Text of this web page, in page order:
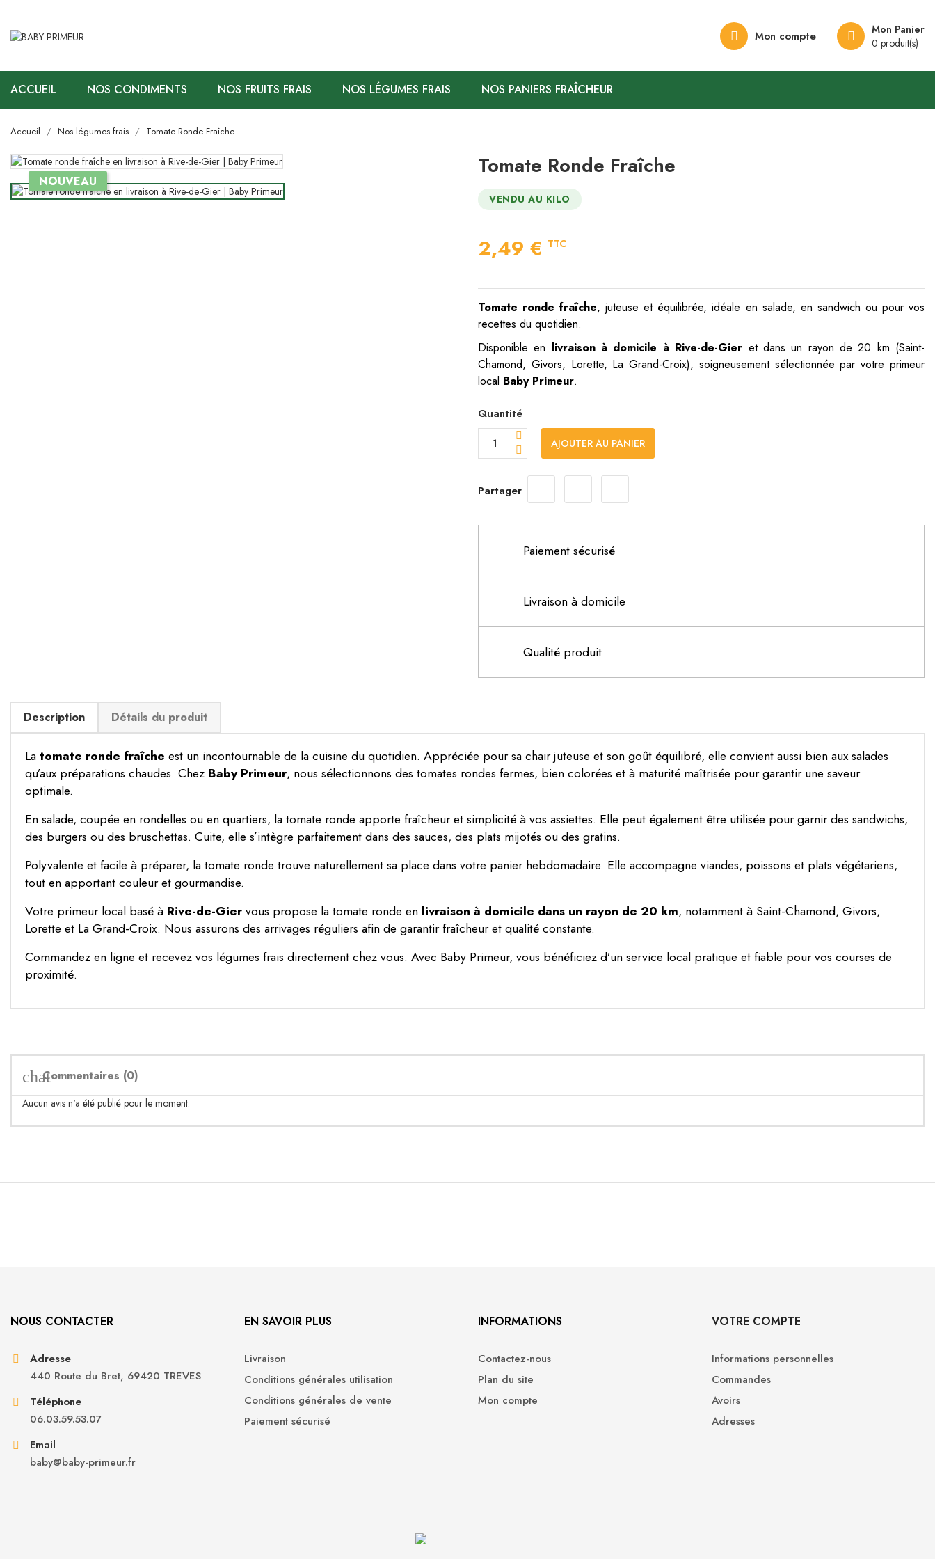
Mon Panier
0 produit(s)
Mon compte
ACCUEIL NOS CONDIMENTS NOS FRUITS FRAIS NOS LÉGUMES FRAIS NOS PANIERS FRAÎCHEUR
Accueil Nos légumes frais Tomate Ronde Fraîche
NOUVEAU
Tomate Ronde Fraîche
VENDU AU KILO
2,49 € TTC
Tomate ronde fraîche, juteuse et équilibrée, idéale en salade, en sandwich ou pour vos
recettes du quotidien.
Disponible en livraison à domicile à Rive-de-Gier et dans un rayon de 20 km (Saint-
Chamond, Givors, Lorette, La Grand-Croix), soigneusement sélectionnée par votre primeur
local Baby Primeur.
Quantité
AJOUTER AU PANIER
Partager
Paiement sécurisé
Livraison à domicile
Qualité produit
Description Détails du produit
Latomate ronde fraîche est un incontournable de la cuisine du quotidien. Appréciée pour sa chair juteuse et son goût équilibré, elle convient aussi bien aux salades
qu’aux préparations chaudes. Chez Baby Primeur, nous sélectionnons des tomates rondes fermes, bien colorées et à maturité maîtrisée pour garantir une saveur
optimale.
En salade, coupée en rondelles ou en quartiers, la tomate ronde apporte fraîcheur et simplicité à vos assiettes. Elle peut également être utilisée pour garnir des sandwichs,
des burgers ou des bruschettas. Cuite, elle s’intègre parfaitement dans des sauces, des plats mijotés ou des gratins.
Polyvalente et facile à préparer, la tomate ronde trouve naturellement sa place dans votre panier hebdomadaire. Elle accompagne viandes, poissons et plats végétariens,
tout en apportant couleur et gourmandise.
Votre primeur local basé à Rive-de-Giervous propose la tomate ronde en livraison à domicile dans un rayon de 20 km, notamment à Saint-Chamond, Givors,
Lorette et La Grand-Croix. Nous assurons des arrivages réguliers afin de garantir fraîcheur et qualité constante.
Commandez en ligne et recevez vos légumes frais directement chez vous. Avec Baby Primeur, vous bénéficiez d’un service local pratique et fiable pour vos courses de
proximité.
chatCommentaires (0)
Aucun avis n'a été publié pour le moment.
NOUS CONTACTER
Adresse
440 Route du Bret, 69420 TREVES
Téléphone
06.03.59.53.07
Email
baby@baby-primeur.fr
EN SAVOIR PLUS
Livraison
Conditions générales utilisation
Conditions générales de vente
Paiement sécurisé
INFORMATIONS
Contactez-nous
Plan du site
Mon compte
VOTRE COMPTE
Informations personnelles
Commandes
Avoirs
Adresses